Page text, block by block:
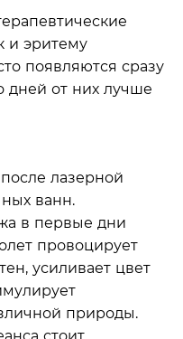
и эритему
появляются сразу
дней от них лучше
лазерной
ванн.
в первые дни
провоцирует
усиливает цвет
природы.
стоит